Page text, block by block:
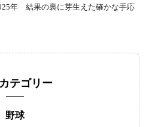
年 結果の裏に芽生えた確かな手応
テゴリー
野球